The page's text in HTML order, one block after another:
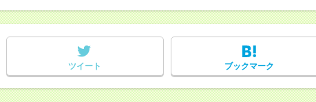
ツイート ブックマーク